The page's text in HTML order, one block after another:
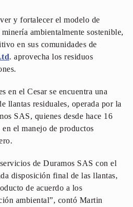
y fortalecer el modelo de
ambientalmente sostenible,
en sus comunidades de
. aprovecha los residuos
en el Cesar se encuentra una
llantas residuales, operada por la
SAS, quienes desde hace 16
el manejo de productos
de Duramos SAS con el
disposición final de las llantas,
de acuerdo a los
ambiental”, contó Martin